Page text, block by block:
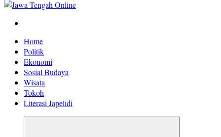
Berita Jawa Tengah Terbaru dan Terkini
Home
Politik
Ekonomi
Sosial Budaya
Wisata
Tokoh
Literasi Japelidi